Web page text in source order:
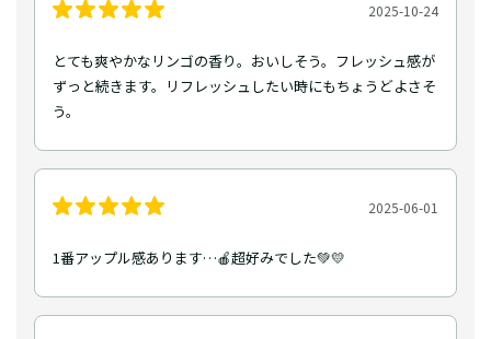
2025-10-24
とても爽やかなリンゴの香り。おいしそう。フレッシュ感が
ずっと続きます。リフレッシュしたい時にもちょうどよさそ
う。
2025-06-01
1番アップル感あります…🍎超好みでした💚💛